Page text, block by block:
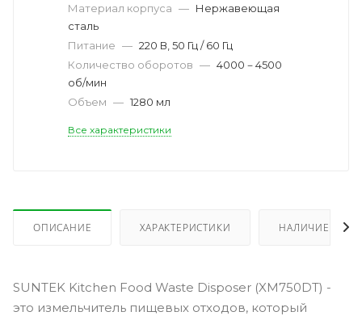
Материал корпуса — Нержавеющая
сталь
Питание — 220 В, 50 Гц / 60 Гц
Количество оборотов — 4000－4500
об/мин
Объем — 1280 мл
Все характеристики
ОПИСАНИЕ ХАРАКТЕРИСТИКИ НАЛИЧИЕ
SUNTEK Kitchen Food Waste Disposer (XM750DT) -
это измельчитель пищевых отходов, который